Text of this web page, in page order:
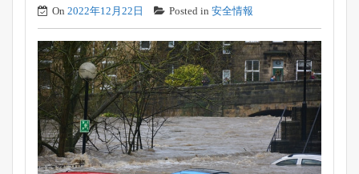
On 2022年12月22日 Posted in 安全情報